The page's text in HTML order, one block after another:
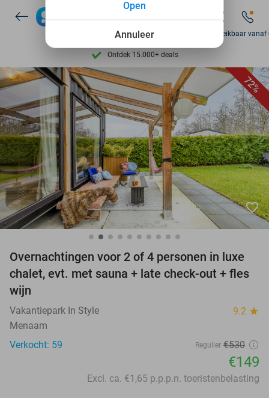
Ontdek 15.000+ deals
7 dagen per week beschikbaar
10+ miljoen leden
op basis van206.233 reviews
Ontdek 15.000+ deals
7 dagen per week beschikbaar
10+ miljoen leden
Zo bereikbaar
72%
favorite_border
Overnachtingen voor 2 of 4 personen in luxe
chalet, evt. met sauna + late check-out + fles
wijn
Vakantiepark In Style 9.2 star
Menaam
Verkocht: 59
Regulier €530
€149
Excl. ca. €1,65 p.p.p.n. toeristenbelasting
Annuleer
Open